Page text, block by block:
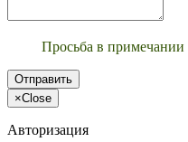
Просьба в примечании
Отправить
×Close
Авторизация